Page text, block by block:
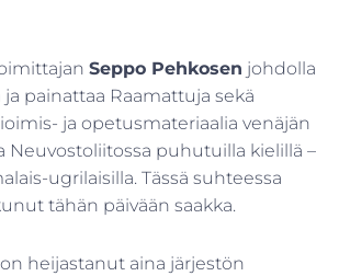
Seppo Pehkosen johdolla
painattaa Raamattuja sekä
ja opetusmateriaalia venäjän
Neuvostoliitossa puhutuilla kielillä –
ugrilaisilla. Tässä suhteessa
tähän päivään saakka.
heijastanut aina järjestön